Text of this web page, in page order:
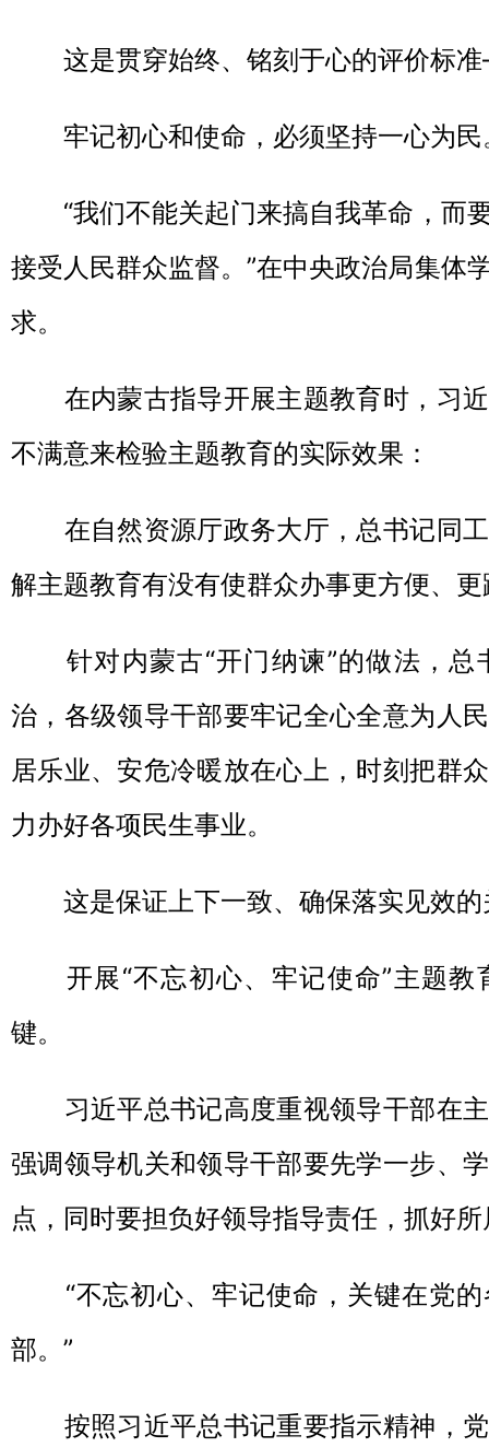
这是贯穿始终、铭刻于心的评价标
牢记初心和使命，必须坚持一心为民
“我们不能关起门来搞自我革命，而
接受人民群众监督。”在中央政治局集体
求。
在内蒙古指导开展主题教育时，习近
不满意来检验主题教育的实际效果：
在自然资源厅政务大厅，总书记同工
解主题教育有没有使群众办事更方便、
针对内蒙古“开门纳谏”的做法，总
治，各级领导干部要牢记全心全意为人
居乐业、安危冷暖放在心上，时刻把群
力办好各项民生事业。
这是保证上下一致、确保落实见效
开展“不忘初心、牢记使命”主题教
键。
习近平总书记高度重视领导干部在主
强调领导机关和领导干部要先学一步、
点，同时要担负好领导指导责任，抓好
“不忘初心、牢记使命，关键在党的
部。”
按照习近平总书记重要指示精神，党